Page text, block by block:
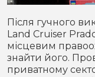
Приватна думка
В кулуарах
Місто
Життя
Після гучного
Land Cruiser
місцевим
знайти його.
приватному